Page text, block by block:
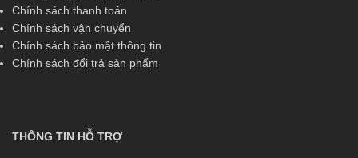
Chính sách thanh toán
Chính sách vận chuyển
Chính sách bảo mật thông tin
Chính sách đổi trả sản phẩm
THÔNG TIN HỖ TRỢ